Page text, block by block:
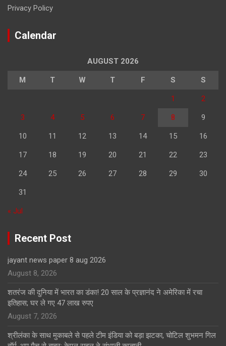
Privacy Policy
Calendar
AUGUST 2026
M T W T F S S
1 2
3 4 5 6 7 8 9
10 11 12 13 14 15 16
17 18 19 20 21 22 23
24 25 26 27 28 29 30
31
« Jul
Recent Post
jayant news paper 8 aug 2026
August 8, 2026
शतरंज की दुनिया में भारत का डंका! 20 साल के प्रज्ञानंद ने अमेरिका में रचा
इतिहास; घर ले गए 47 लाख रुपए
August 7, 2026
श्रीलंका के साथ मुकाबले से पहले टीम इंडिया को बड़ा झटका, चोटिल शुभमन गिल